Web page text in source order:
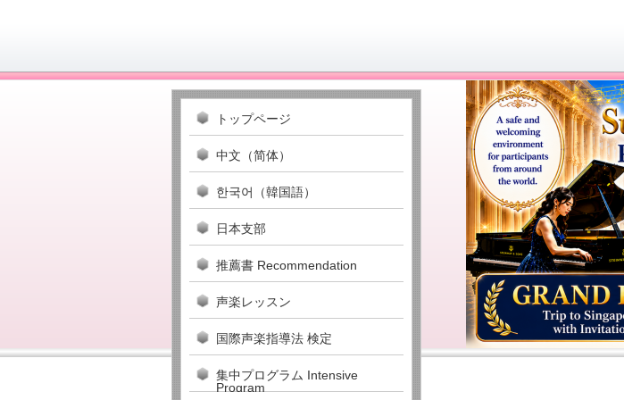
トップページ
中文（简体）
한국어（韓国語）
日本支部
推薦書 Recommendation
声楽レッスン
国際声楽指導法 検定
集中プログラム Intensive
Program